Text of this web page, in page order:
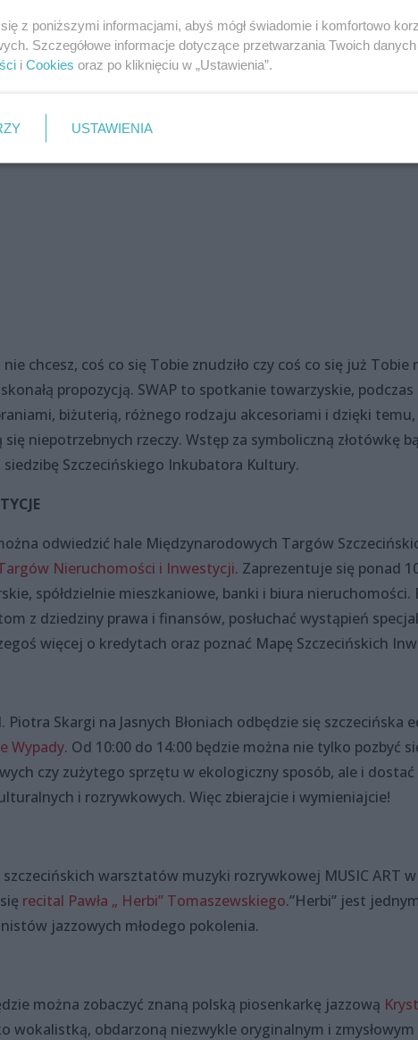
chcesz, coś co się Tobie znudziło czy coś co się już Tobie
propozycją. SWAP to spotkanie towarzyskie,
biżuterią, różnego rodzaju akcesoriami i dzięki
niepotrzebnych rzeczy. Wstęp za symboliczną złotówkę
Szczecińskiego Inkubatora Kultury.
odwiedzić hale Międzynarodowych Targów
Nieruchomości i Inwestycji. Zaprezentuje się ponad
spółdzielnie mieszkaniowe, banki i biura nieruchomości.
z dziedziny prawa i finansów, posłuchać wystąpień
więcej o kredytach oraz poznać Mapę Szczecińskich
Skargi na Jasnych Błoniach odbędzie się szczecińska
Wypady. Od 10:00 do 14:00 będzie można nie tylko pozbyć
czy zużytego sprzętu w ekologiczny sposób, ale i
i rozrywkowych. Więc zbierajcie i wymieniajcie!
warsztatów muzyki rozrywkowej MUSIC ART
recital Pawła „ Herbi” Tomaszewskiego.”Herbi” jest
jazzowych młodego pokolenia.
można zobaczyć znaną polską piosenkarkę jazzową
wokalistką, obdarzoną niezwykle oryginalnym i zmysłowym
z poniższymi informacjami, abyś mógł świadomie i komfortowo
Szczegółowe informacje dotyczące przetwarzania Twoich
i Cookies oraz po kliknięciu w „Ustawienia”.
USTAWIENIA